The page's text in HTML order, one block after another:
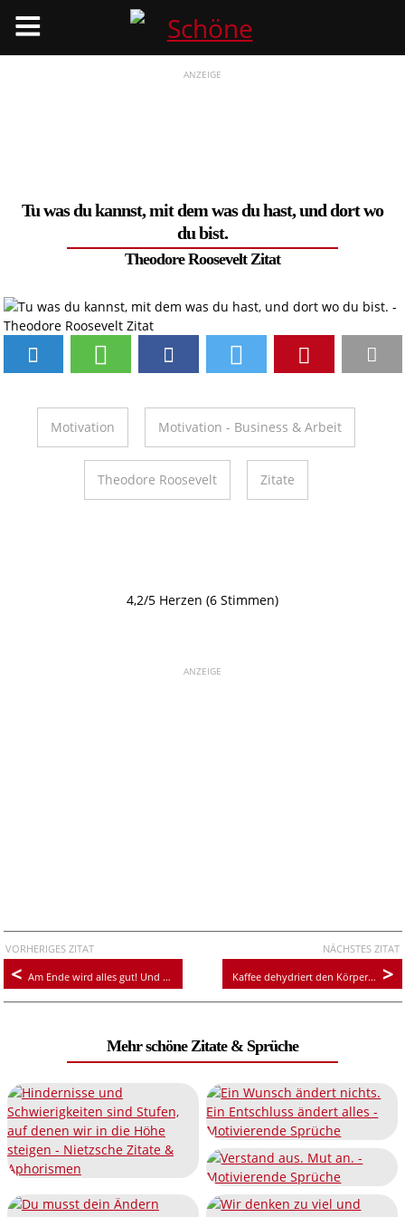
ANZEIGE
Tu was du kannst, mit dem was du hast, und dort wo
du bist.
Theodore Roosevelt Zitat
Motivation Motivation - Business & Arbeit
Theodore Roosevelt Zitate
4,2/5 Herzen (6 Stimmen)
ANZEIGE
VORHERIGES ZITAT
Am Ende wird alles gut! Und wenn es noch nicht gut ist, ist es noch nicht das Ende
NÄCHSTES ZITAT
Kaffee dehydriert den Körper nicht. Ich wäre sonst schon Staub
Mehr schöne Zitate & Sprüche